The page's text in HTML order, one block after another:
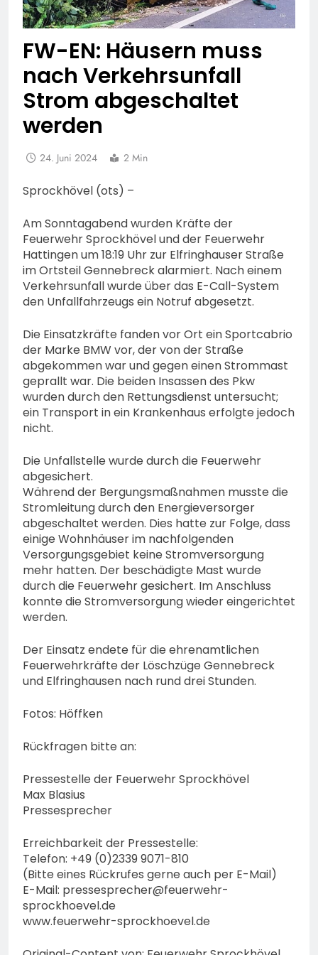
FW-EN: Häusern muss
nach Verkehrsunfall
Strom abgeschaltet
werden
24. Juni 2024 2 Min
Sprockhövel (ots) –
Am Sonntagabend wurden Kräfte der
Feuerwehr Sprockhövel und der Feuerwehr
Hattingen um 18:19 Uhr zur Elfringhauser Straße
im Ortsteil Gennebreck alarmiert. Nach einem
Verkehrsunfall wurde über das E-Call-System
den Unfallfahrzeugs ein Notruf abgesetzt.
Die Einsatzkräfte fanden vor Ort ein Sportcabrio
der Marke BMW vor, der von der Straße
abgekommen war und gegen einen Strommast
geprallt war. Die beiden Insassen des Pkw
wurden durch den Rettungsdienst untersucht;
ein Transport in ein Krankenhaus erfolgte jedoch
nicht.
Die Unfallstelle wurde durch die Feuerwehr
abgesichert.
Während der Bergungsmaßnahmen musste die
Stromleitung durch den Energieversorger
abgeschaltet werden. Dies hatte zur Folge, dass
einige Wohnhäuser im nachfolgenden
Versorgungsgebiet keine Stromversorgung
mehr hatten. Der beschädigte Mast wurde
durch die Feuerwehr gesichert. Im Anschluss
konnte die Stromversorgung wieder eingerichtet
werden.
Der Einsatz endete für die ehrenamtlichen
Feuerwehrkräfte der Löschzüge Gennebreck
und Elfringhausen nach rund drei Stunden.
Fotos: Höffken
Rückfragen bitte an:
Pressestelle der Feuerwehr Sprockhövel
Max Blasius
Pressesprecher
Erreichbarkeit der Pressestelle:
Telefon: +49 (0)2339 9071-810
(Bitte eines Rückrufes gerne auch per E-Mail)
E-Mail: pressesprecher@feuerwehr-
sprockhoevel.de
www.feuerwehr-sprockhoevel.de